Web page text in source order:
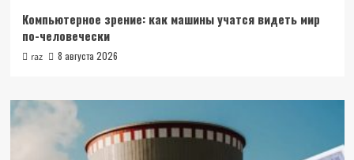
Компьютерное зрение: как машины учатся видеть мир
по-человечески
raz 8 августа 2026